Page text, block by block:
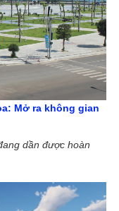
Mở ra không gian
dần được hoàn